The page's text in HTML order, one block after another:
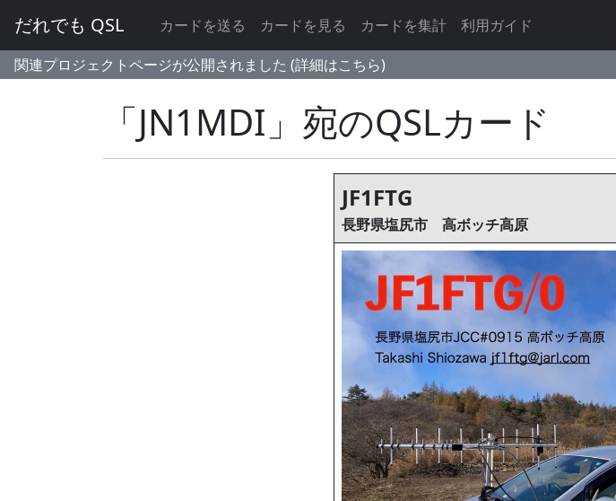
だれでも QSL カードを送る カードを見る カードを集計
利用ガイド
関連プロジェクトページが公開されました (詳細はこちら)
「JN1MDI」宛のQSLカード
JF1FTG
長野県塩尻市 高ボッチ高原